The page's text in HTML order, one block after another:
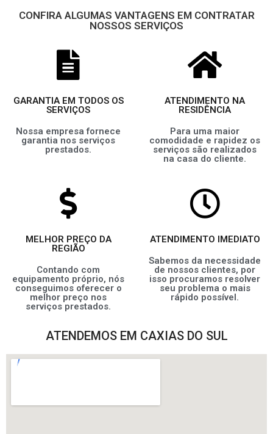
CONFIRA ALGUMAS VANTAGENS EM CONTRATAR
NOSSOS SERVIÇOS
GARANTIA EM TODOS OS
SERVIÇOS
Nossa empresa fornece
garantia nos serviços
prestados.
ATENDIMENTO NA
RESIDÊNCIA
Para uma maior
comodidade e rapidez os
serviços são realizados
na casa do cliente.
MELHOR PREÇO DA
REGIÃO
Contando com
equipamento próprio, nós
conseguimos oferecer o
melhor preço nos
serviços prestados.
ATENDIMENTO IMEDIATO
Sabemos da necessidade
de nossos clientes, por
isso procuramos resolver
seu problema o mais
rápido possível.
ATENDEMOS EM CAXIAS DO SUL